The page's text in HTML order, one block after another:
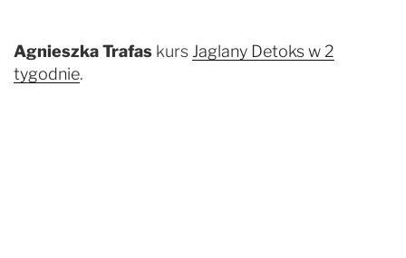
Agnieszka Trafas kurs Jaglany Detoks w 2
tygodnie.